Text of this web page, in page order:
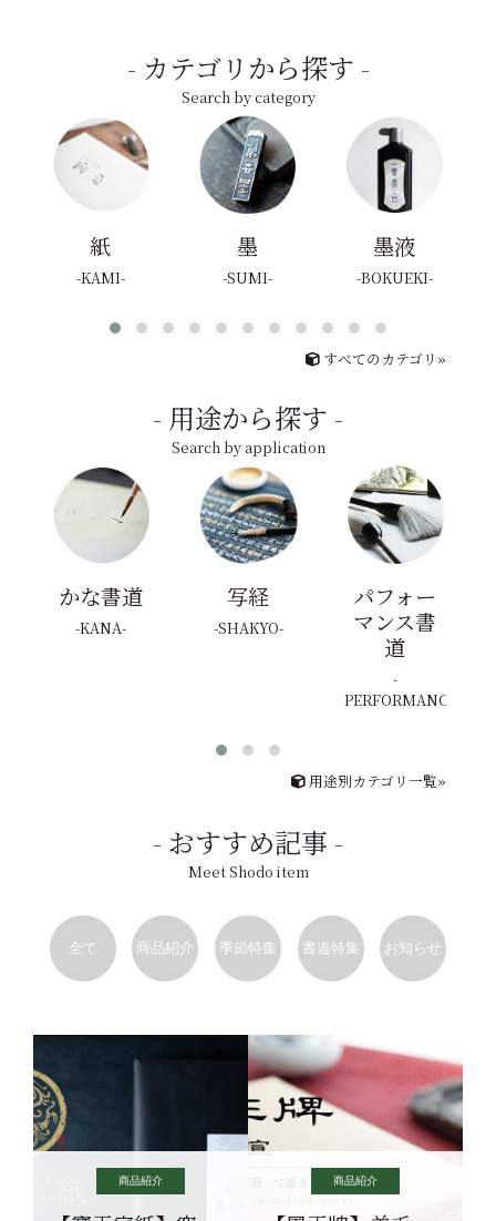
カテゴリから探す
Search by category
紙
KAMI
墨
SUMI
墨液
BOKUEKI
すべてのカテゴリ»
用途から探す
Search by application
かな書道
KANA
写経
SHAKYO
パフォー
マンス書
道
PERFORMANCE
用途別カテゴリ一覧»
おすすめ記事
Meet Shodo item
全て 商品紹介 季節特集 書道特集 お知らせ
商品紹介 商品紹介